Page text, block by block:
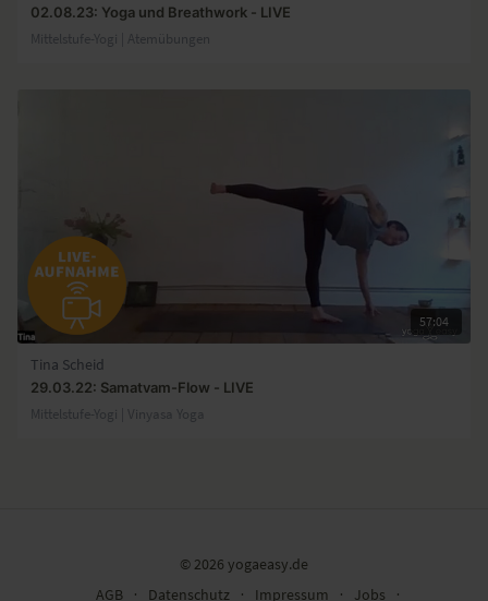
02.08.23: Yoga und Breathwork - LIVE
Mittelstufe-Yogi | Atemübungen
57:04
Tina Scheid
29.03.22: Samatvam-Flow - LIVE
Mittelstufe-Yogi | Vinyasa Yoga
© 2026 yogaeasy.de
AGB
∙ Datenschutz ∙ Impressum ∙ Jobs ∙